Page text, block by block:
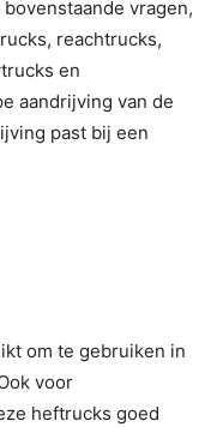
vragen,
reachtrucks,
en
aandrijving van de
past bij een
om te gebruiken in
voor
heftrucks goed